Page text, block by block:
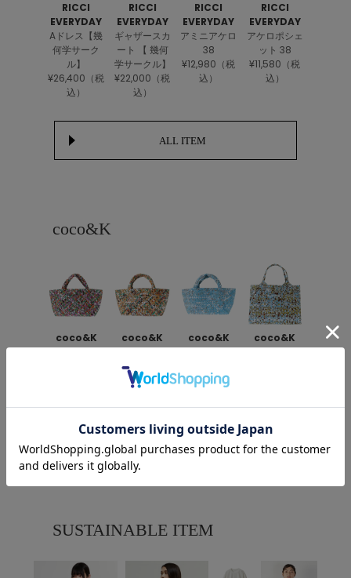
RICCI
EVERYDAY
Aドレス【幾
何学サーク
ル】
¥26,400（税
込）
RICCI
EVERYDAY
ギャザースカ
ート 【 幾何
学サークル】
¥22,000（税
込）
RICCI
EVERYDAY
アミニアケロ
38
¥12,980（税
込）
RICCI
EVERYDAY
アケロポシェ
ット 38
¥11,580（税
込）
ALL ITEM
coco&K
coco&K
トートバッグ
coco&K
トートバッグ
ベジタブルS
¥6,600（税
coco&K
トートバッグ
¥6,600（税
coco&K
スクエアトー
ALL ITEM
SUSTAINABLE ITEM